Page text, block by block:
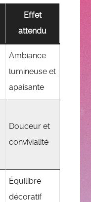
Effet
attendu
Ambiance
lumineuse et
apaisante
Douceur et
convivialité
Équilibre
décoratif